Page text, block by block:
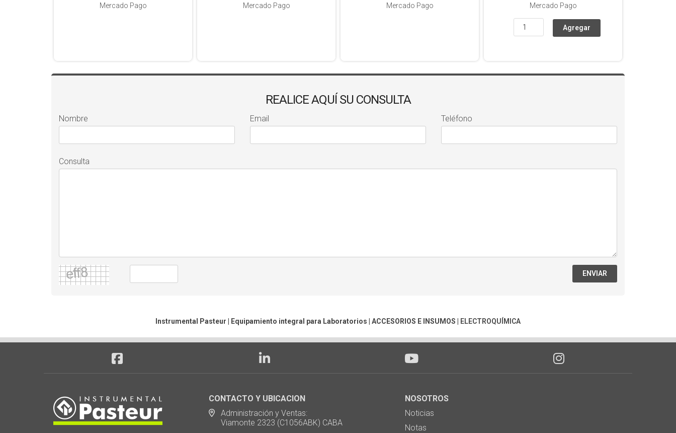
Mercado Pago
Mercado Pago
Mercado Pago
Mercado Pago
REALICE AQUÍ SU CONSULTA
Nombre Email Teléfono
Consulta
ENVIAR
Instrumental Pasteur | Equipamiento integral para Laboratorios | ACCESORIOS E INSUMOS ELECTROQUÍMICA
CONTACTO Y UBICACION
Administración y Ventas:
Viamonte 2323 (C1056ABK) CABA
NOSOTROS
Noticias
Notas